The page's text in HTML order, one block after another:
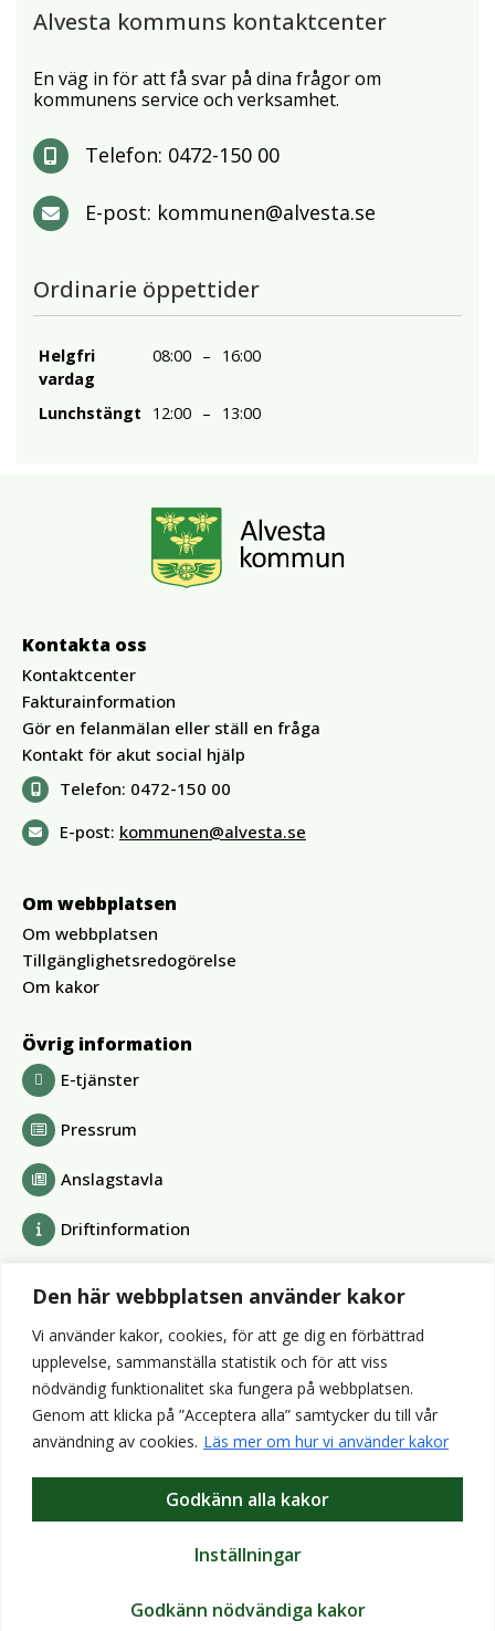
Den här webbplatsen använder kakor
Vi använder kakor, cookies, för att ge dig en förbättrad
upplevelse, sammanställa statistik och för att viss
nödvändig funktionalitet ska fungera på webbplatsen.
Genom att klicka på ”Acceptera alla” samtycker du till vår
användning av cookies. Läs mer om hur vi använder kakor
Inställningar
Godkänn nödvändiga kakor
Godkänn alla kakor
Alvesta kommuns kontaktcenter
En väg in för att få svar på dina frågor om
kommunens service och verksamhet.
Telefon: 0472-150 00
E-post: kommunen@alvesta.se
Ordinarie öppettider
Helgfri
vardag
08:00 – 16:00
Lunchstängt 12:00 – 13:00
Kontakta oss
Kontaktcenter
Fakturainformation
Gör en felanmälan eller ställ en fråga
Kontakt för akut social hjälp
Telefon: 0472-150 00
E-post: kommunen@alvesta.se
Om webbplatsen
Om webbplatsen
Tillgänglighetsredogörelse
Om kakor
Övrig information
E-tjänster
Pressrum
Anslagstavla
Driftinformation
Alvesta Renhållnings AB
Alvesta Energi AB
AllboHus Bostad AB
Huseby bruk AB
Värends räddningstjänst
Wexnet AB